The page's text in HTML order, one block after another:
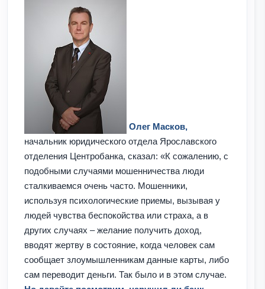
Олег Масков,
начальник юридического отдела Ярославского
отделения Центробанка, сказал: «К сожалению, с
подобными случаями мошенничества люди
сталкиваемся очень часто. Мошенники,
используя психологические приемы, вызывая у
людей чувства беспокойства или страха, а в
других случаях – желание получить доход,
вводят жертву в состояние, когда человек сам
сообщает злоумышленникам данные карты, либо
сам переводит деньги. Так было и в этом случае.